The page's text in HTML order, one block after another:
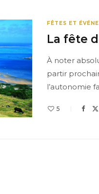
FÊTES ET
La fête
À noter
partir
l’autonomie
5